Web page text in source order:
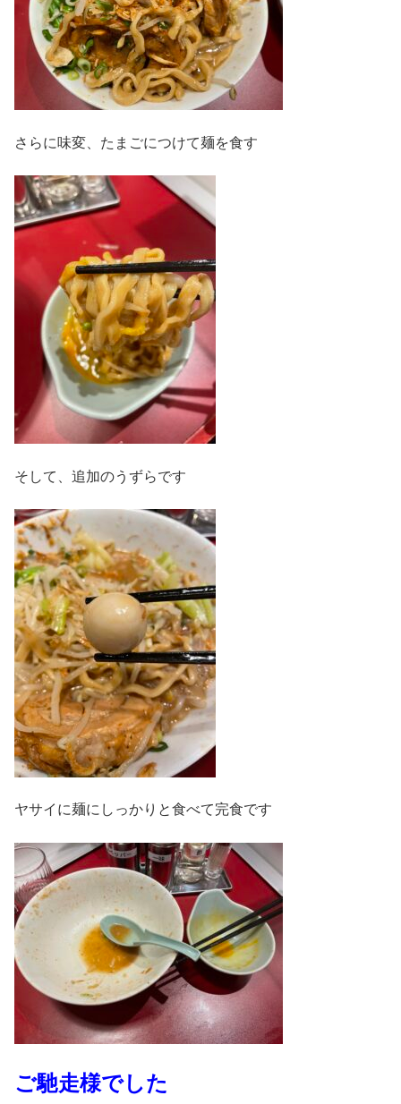
さらに味変、たまごにつけて麺を食す
そして、追加のうずらです
ヤサイに麺にしっかりと食べて完食です
ご馳走様でした